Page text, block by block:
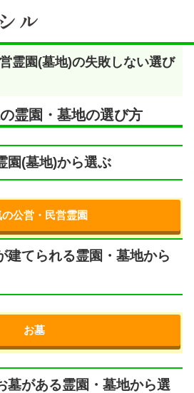
霊園(墓地)の失敗しない選び
霊園・墓地の選び方
園(墓地)から選ぶ
の公営・民営霊園
建てられる霊園・墓地から
お墓
墓がある霊園・墓地から選